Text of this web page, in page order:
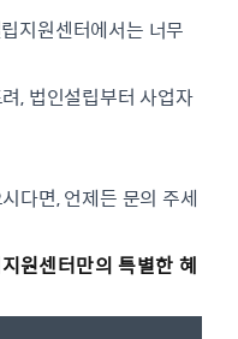
지원센터에서는 너무
, 법인설립부터 사업자
다면, 언제든 문의 주세
원센터만의 특별한 혜